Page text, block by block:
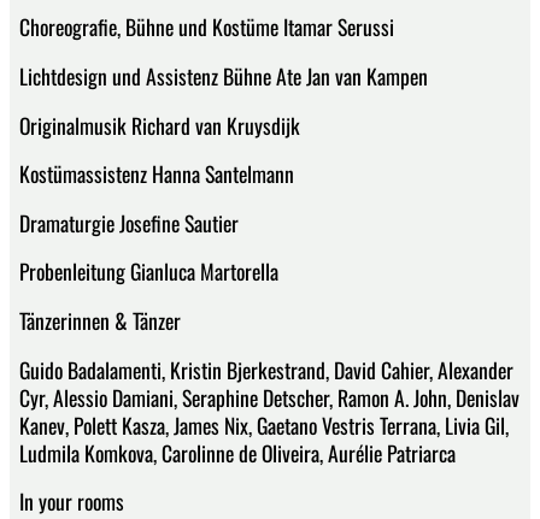
Choreografie, Bühne und Kostüme Itamar Serussi
Lichtdesign und Assistenz Bühne Ate Jan van Kampen
Originalmusik Richard van Kruysdijk
Kostümassistenz Hanna Santelmann
Dramaturgie Josefine Sautier
Probenleitung Gianluca Martorella
Tänzerinnen & Tänzer
Guido Badalamenti, Kristin Bjerkestrand, David Cahier, Alexander
Cyr, Alessio Damiani, Seraphine Detscher, Ramon A. John, Denislav
Kanev, Polett Kasza, James Nix, Gaetano Vestris Terrana, Livia Gil,
Ludmila Komkova, Carolinne de Oliveira, Aurélie Patriarca
In your rooms